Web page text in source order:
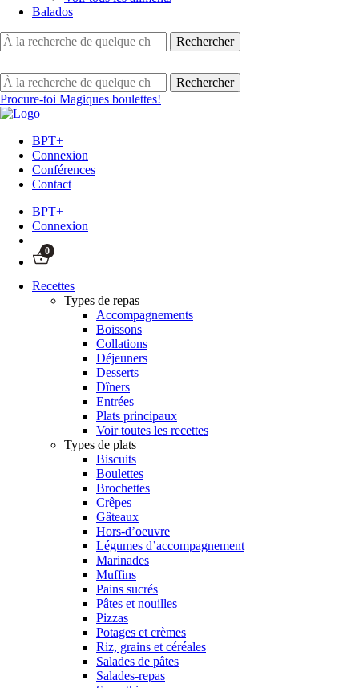
Balados
Procure-toi Magiques boulettes!
BPT+
Connexion
Conférences
Contact
BPT+
Connexion
0
Recettes
Types de repas
Accompagnements
Boissons
Collations
Déjeuners
Desserts
Dîners
Entrées
Plats principaux
Voir toutes les recettes
Types de plats
Biscuits
Boulettes
Brochettes
Crêpes
Gâteaux
Hors-d’oeuvre
Légumes d’accompagnement
Marinades
Muffins
Pains sucrés
Pâtes et nouilles
Pizzas
Potages et crèmes
Riz, grains et céréales
Salades de pâtes
Salades-repas